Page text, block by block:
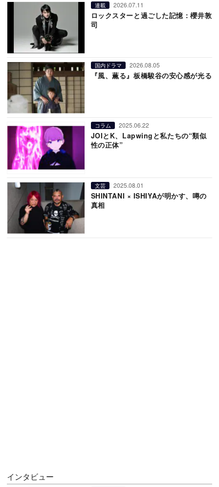
連載 2026.07.11
ロックスターと過ごした記憶：櫻井敦
司
国内ドラマ 2026.08.05
『風、薫る』板橋駿谷の安心感が光る
コラム 2025.06.22
JOIとK、Lapwingと私たちの“類似
性の正体”
文芸 2025.08.01
SHINTANI × ISHIYAが明かす、噂の
真相
インタビュー